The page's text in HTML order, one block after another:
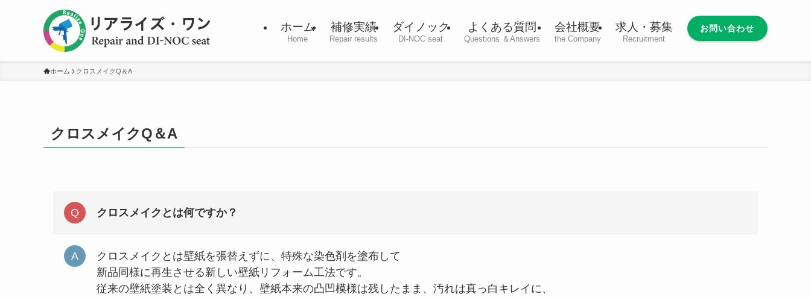
ホーム
Home
補修実績
Repair results
ダイノック
DI-NOC seat
よくある質問
Questions ＆Answers
会社概要
the Company
求人・募集
Recruitment
お問い合わせ
ホーム クロスメイクQ＆A
クロスメイクQ＆A
クロスメイクとは何ですか？
クロスメイクとは壁紙を張替えずに、特殊な染色剤を塗布して
新品同様に再生させる新しい壁紙リフォーム工法です。
従来の壁紙塗装とは全く異なり、壁紙本来の凸凹模様は残したまま、汚れは真っ白キレイに、